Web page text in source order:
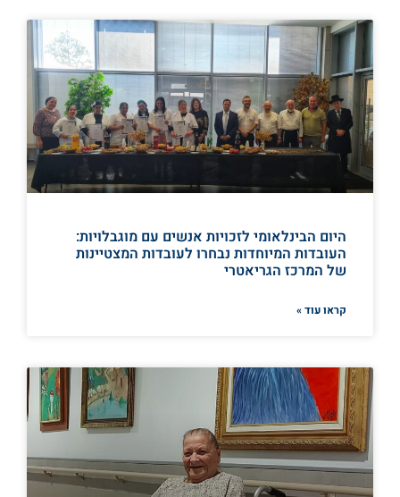
היום הבינלאומי לזכויות אנשים עם מוגבלויות:
העובדות המיוחדות נבחרו לעובדות המצטיינות
של המרכז הגריאטרי
קראו עוד »